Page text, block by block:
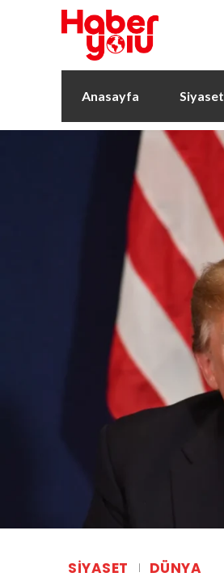
Anasayfa Siyaset
SIYASET DÜNYA